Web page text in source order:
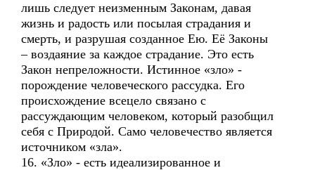
лишь следует неизменным Законам, давая
жизнь и радость или посылая страдания и
смерть, и разрушая созданное Ею. Её Законы
– воздаяние за каждое страдание. Это есть
Закон непреложности. Истинное «зло» -
порождение человеческого рассудка. Его
происхождение всецело связано с
рассуждающим человеком, который разобщил
себя с Природой. Само человечество является
источником «зла».
16. «Зло» - есть идеализированное и